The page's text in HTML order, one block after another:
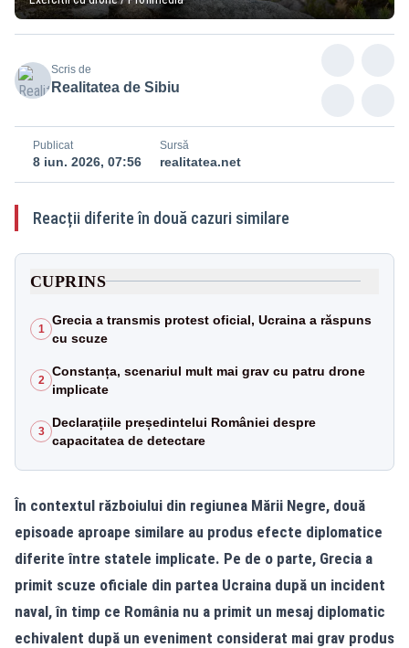
Scris de
Realitatea de Sibiu
Publicat
8 iun. 2026, 07:56
Sursă
realitatea.net
Reacții diferite în două cazuri similare
CUPRINS
1
Grecia a transmis protest oficial, Ucraina a răspuns
cu scuze
2
Constanța, scenariul mult mai grav cu patru drone
implicate
3
Declarațiile președintelui României despre
capacitatea de detectare
În contextul războiului din regiunea Mării Negre, două
episoade aproape similare au produs efecte diplomatice
diferite între statele implicate. Pe de o parte, Grecia a
primit scuze oficiale din partea Ucraina după un incident
naval, în timp ce România nu a primit un mesaj diplomatic
echivalent după un eveniment considerat mai grav produs